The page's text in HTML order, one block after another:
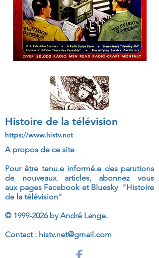
Histoire de la télévision
https://www.histv.net
A propos de ce site
Pour être tenu.e informé.e des parutions
de nouveaux articles, abonnez vous
aux pages Facebook et Bluesky "Histoire
de la télévision"
© 1999-2026by André Lange.
Contact : histv.net@gmail.com